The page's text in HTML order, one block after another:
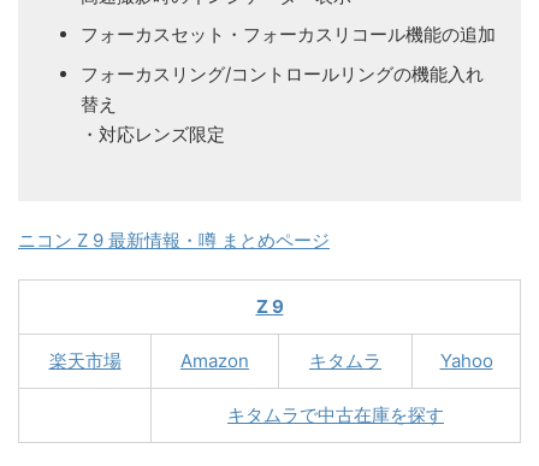
フォーカスセット・フォーカスリコール機能の追加
フォーカスリング/コントロールリングの機能入れ
替え
・対応レンズ限定
ニコン Z 9 最新情報・噂 まとめページ
Z 9
楽天市場 Amazon キタムラ Yahoo
キタムラで中古在庫を探す